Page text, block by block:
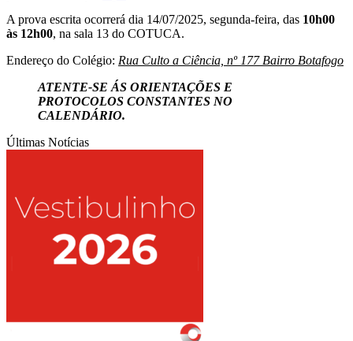
A prova escrita ocorrerá dia 14/07/2025, segunda-feira, das 10h00
às 12h00, na sala 13 do COTUCA.
Endereço do Colégio: Rua Culto a Ciência, nº 177 Bairro Botafogo
ATENTE-SE ÁS ORIENTAÇÕES E
PROTOCOLOS CONSTANTES NO
CALENDÁRIO.
Últimas Notícias